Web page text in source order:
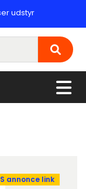
udstyr
annonce link